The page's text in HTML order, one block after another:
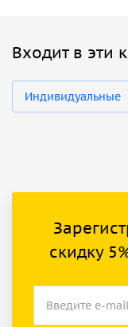
Входит в эти
Индивидуальные
скидку